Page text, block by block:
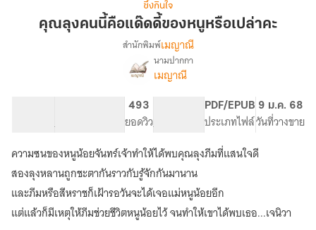
คน
เปล่า
คะ
ซึ้งกินใจ
คุณลุงคนนี้คือแด๊ดดี้ของหนูหรือเปล่าคะ
เรื่อง
คุณ
แด๊ด
ดี้
ของ
หนู
หรือ
เปล่า
สำนักพิมพ์เมญาณี
นามปากกา
เมญาณี
จำนวนหน้า (A5)
493
ยอดวิวระดับเนื้อหา
PDF/EPUB
ประเภทไฟล์
9 ม.ค. 68
วันที่วางขาย
ความซนของหนูน้อยจันทร์เจ้าทำให้ได้พบคุณลุงภีมที่แสนใจดี
สองลุงหลานถูกชะตากันราวกับรู้จักกันมานาน
และภีมหรือสีหราชก็เฝ้ารอวันจะได้เจอแม่หนูน้อยอีก
แต่แล้วก็มีเหตุให้ภีมช่วยชีวิตหนูน้อยไว้ จนทำให้เขาได้พบเธอ...เจนิวา